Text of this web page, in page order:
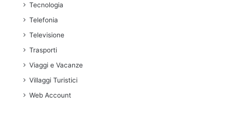
Tecnologia
Telefonia
Televisione
Trasporti
Viaggi e Vacanze
Villaggi Turistici
Web Account